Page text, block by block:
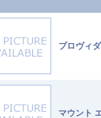
プロヴィ
マウント